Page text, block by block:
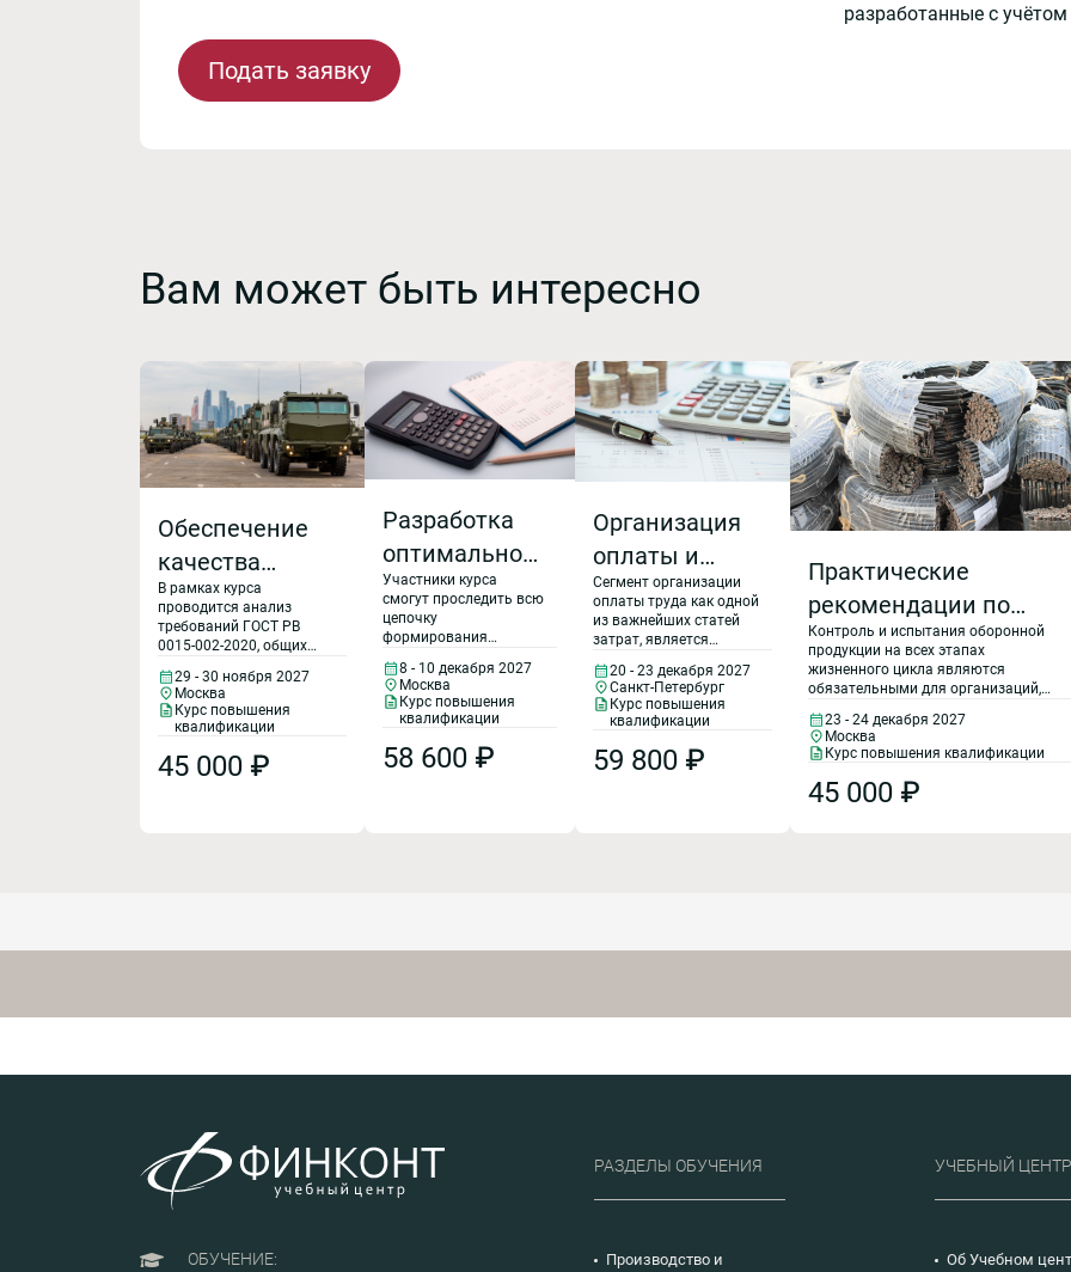
Подать заявку
разработанные с
Вам может быть интересно
Обеспечение
качества
продукции при
выполнении
ГОЗ с учётом
требований
стандартов
«СРПП. ВТ».
В рамках курса
проводится анализ
требований ГОСТ РВ
0015-002-2020, общих
ИСО 9001-2015 и
дополнительных
требований по ГОСТ Р
организаций.
Рассматриваются:
рекомендации по оценке
29 - 30 ноября 2027
Москва
Курс повышения
квалификации
45 000 ₽
Разработка
оптимального
штатного
расписания
на основании
процессов,
оргструктуры
и расчета
Участники курса
смогут проследить всю
цепочку
формирования
параллельно
разработав
нормативы
основании
оргструктуры.
8 - 10 декабря 2027
Москва
Курс повышения
квалификации
58 600 ₽
Организация
оплаты и
нормирование
труда на
предприятии
Сегмент организации
оплаты труда как одной
из важнейших статей
затрат, является
для проведения
контроля деятельности
предприятия, но и
прогнозирования. В
рамках курса
20 - 23 декабря 2027
Санкт-Петербург
Курс повышения
квалификации
59 800 ₽
Практические
рекомендации по
предупреждению
применения
контрафактной и
фальсифицированной
выполнении
Контроль и испытания оборонной
продукции на всех этапах
жизненного цикла являются
обязательными для организаций,
государственного оборонного
заказа, поскольку обеспечивают
соответствие продукции
установленным требованиям.
23 - 24 декабря 2027
Москва
Курс повышения квалификации
45 000 ₽
ОБУЧЕНИЕ:
РАЗДЕЛЫ ОБУЧЕНИЯ
Производство и
УЧЕБНЫЙ ЦЕНТР
Об Учебном